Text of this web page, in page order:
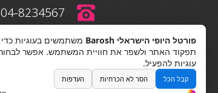
04-8234567
פורטל היופי הישראלי Barosh
משתמשים בעוגיות
תפקוד האתר ולשפר את חוויית המשתמש. אפשר לבחור
עוגיות להפעיל.
קבל הכל הסר לא הכרחיות העדפות